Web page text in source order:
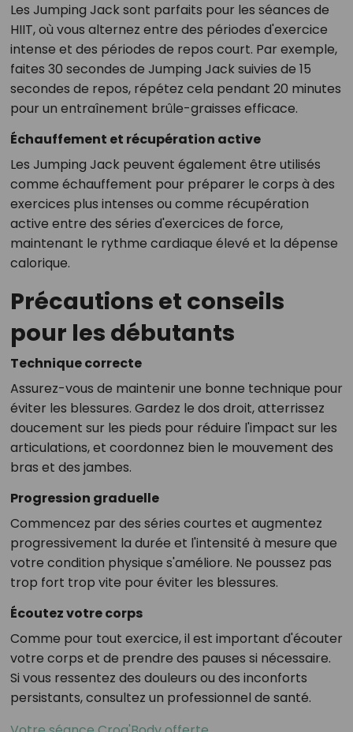
Les Jumping Jack sont parfaits pour les séances de
HIIT, où vous alternez entre des périodes d'exercice
intense et des périodes de repos court. Par exemple,
faites 30 secondes de Jumping Jack suivies de 15
secondes de repos, répétez cela pendant 20 minutes
pour un entraînement brûle-graisses efficace.
Échauffement et récupération active
Les Jumping Jack peuvent également être utilisés
comme échauffement pour préparer le corps à des
exercices plus intenses ou comme récupération
active entre des séries d'exercices de force,
maintenant le rythme cardiaque élevé et la dépense
calorique.
Précautions et conseils
pour les débutants
Technique correcte
Assurez-vous de maintenir une bonne technique pour
éviter les blessures. Gardez le dos droit, atterrissez
doucement sur les pieds pour réduire l'impact sur les
articulations, et coordonnez bien le mouvement des
bras et des jambes.
Progression graduelle
Commencez par des séries courtes et augmentez
progressivement la durée et l'intensité à mesure que
votre condition physique s'améliore. Ne poussez pas
trop fort trop vite pour éviter les blessures.
Écoutez votre corps
Comme pour tout exercice, il est important d'écouter
votre corps et de prendre des pauses si nécessaire.
Si vous ressentez des douleurs ou des inconforts
persistants, consultez un professionnel de santé.